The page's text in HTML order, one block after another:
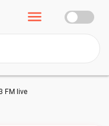
FM live